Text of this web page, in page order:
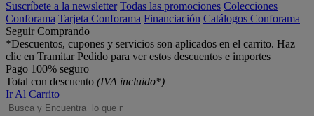
Suscríbete a la newsletter Todas las promociones Colecciones
Conforama Tarjeta Conforama Financiación Catálogos Conforama
Seguir Comprando
*Descuentos, cupones y servicios son aplicados en el carrito. Haz
clic en Tramitar Pedido para ver estos descuentos e importes
Pago 100% seguro
Total con descuento (IVA incluido*)
Ir Al Carrito